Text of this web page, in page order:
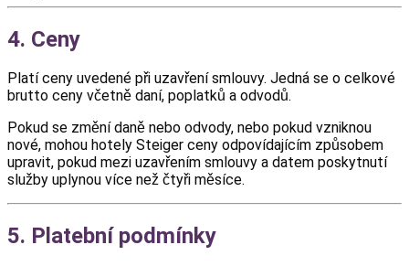
4. Ceny
Platí ceny uvedené při uzavření smlouvy. Jedná se o celkové
brutto ceny včetně daní, poplatků a odvodů.
Pokud se změní daně nebo odvody, nebo pokud vzniknou
nové, mohou hotely Steiger ceny odpovídajícím způsobem
upravit, pokud mezi uzavřením smlouvy a datem poskytnutí
služby uplynou více než čtyři měsíce.
5. Platební podmínky